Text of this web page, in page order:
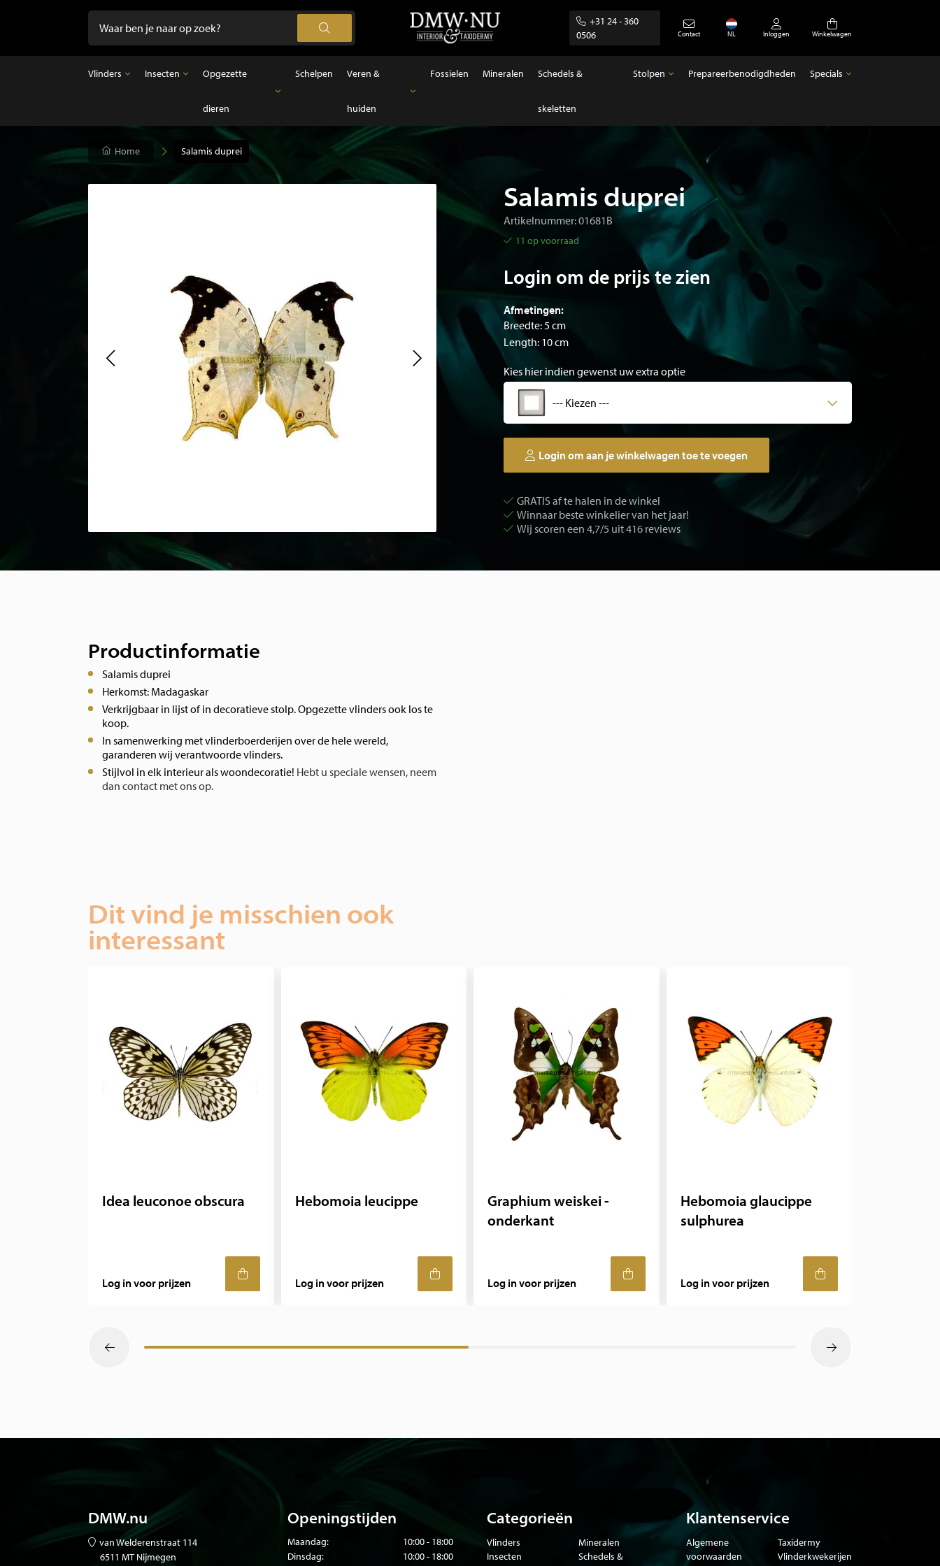
+31 24 - 360
0506
Contact NL Inloggen Winkelwagen
Vlinders
Vlinders in stolp
Insecten
Ongeprepareerde insecten
Opgezette
dieren
Opgezette vogels
Opgezette zoogdieren
Opgezette vissen
Schelpen Veren &
huiden
Veren
Fossielen Mineralen Schedels &
skeletten
Stolpen
Lege stolpen
Prepareerbenodigdheden Specials
Home Salamis duprei
Salamis duprei
Artikelnummer: 01681B
11 op voorraad
Login om de prijs te zien
Afmetingen:
Breedte: 5 cm
Length: 10 cm
Kies hier indien gewenst uw extra optie
--- Kiezen ---
Login om aan je winkelwagen toe te voegen
GRATIS af te halen in de winkel
Winnaar beste winkelier van het jaar!
Wij scoren een 4,7/5 uit 416 reviews
Productinformatie
Salamis duprei
Herkomst: Madagaskar
Verkrijgbaar in lijst of in decoratieve stolp. Opgezette vlinders ook los te
koop.
In samenwerking met vlinderboerderijen over de hele wereld,
garanderen wij verantwoorde vlinders.
Stijlvol in elk interieur als woondecoratie! Hebt u speciale wensen, neem
dan contact met ons op.
Dit vind je misschien ook
interessant
Idea leuconoe obscura
Log in voor prijzen
Hebomoia leucippe
Log in voor prijzen
Graphium weiskei -
onderkant
Log in voor prijzen
Hebomoia glaucippe
sulphurea
Log in voor prijzen
DMW.nu
van Welderenstraat 114
6511 MT Nijmegen
Openingstijden
Maandag:
10:00 - 18:00
Dinsdag:
10:00 - 18:00
Categorieën
Vlinders
Insecten
Mineralen
Schedels &
Klantenservice
Algemene
voorwaarden
Taxidermy
Vlinderkwekerijen